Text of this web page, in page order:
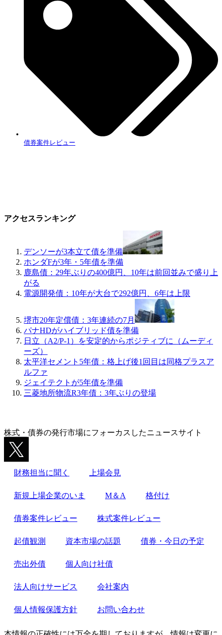
債券案件レビュー
アクセスランキング
デンソーが3本立て債を準備
ホンダFが3年・5年債を準備
鹿島債：29年ぶりの400億円、10年は前回並みで盛り上
がる
電源開発債：10年が大台で292億円、6年は上限
堺市20年定償債：3年連続の7月
パナHDがハイブリッド債を準備
日立（A2/P-1）を安定的からポジティブに（ムーディ
ーズ）
太平洋セメント5年債：格上げ後1回目は同格プラスア
ルファ
ジェイテクトが5年債を準備
三菱地所物流R3年債：3年ぶりの登場
株式・債券の発行市場にフォーカスしたニュースサイト
財務担当に聞く 上場会見
新規上場企業のいま M＆A 格付け
債券案件レビュー 株式案件レビュー
起債観測 資本市場の話題 債券・今日の予定
売出外債 個人向け社債
法人向けサービス 会社案内
個人情報保護方針 お問い合わせ